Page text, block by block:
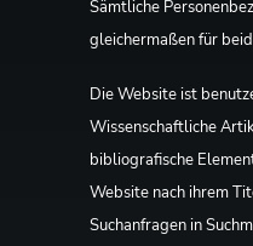
Sämtliche
gleichermaßen für
Die Website ist
Wissenschaftliche
bibliografische
Website nach ihrem
Suchanfragen in